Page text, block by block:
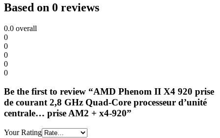
Based on 0 reviews
0.0 overall
0
0
0
0
0
Be the first to review “AMD Phenom II X4 920 prise
de courant 2,8 GHz Quad-Core processeur d’unité
centrale… prise AM2 + x4-920”
Your Rating